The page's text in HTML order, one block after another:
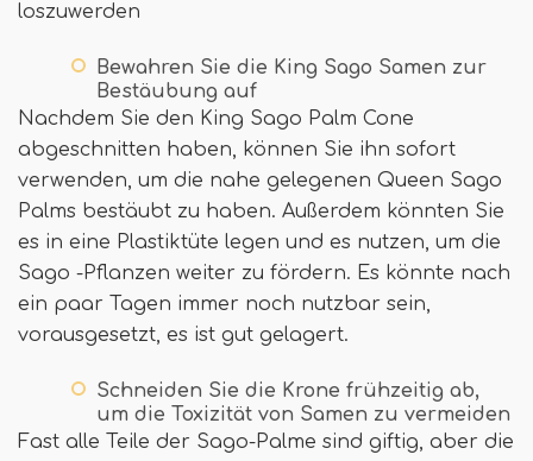
loszuwerden
Bewahren Sie die King Sago Samen zur
Bestäubung auf
Nachdem Sie den King Sago Palm Cone
abgeschnitten haben, können Sie ihn sofort
verwenden, um die nahe gelegenen Queen Sago
Palms bestäubt zu haben. Außerdem könnten Sie
es in eine Plastiktüte legen und es nutzen, um die
Sago -Pflanzen weiter zu fördern. Es könnte nach
ein paar Tagen immer noch nutzbar sein,
vorausgesetzt, es ist gut gelagert.
Schneiden Sie die Krone frühzeitig ab,
um die Toxizität von Samen zu vermeiden
Fast alle Teile der Sago-Palme sind giftig, aber die